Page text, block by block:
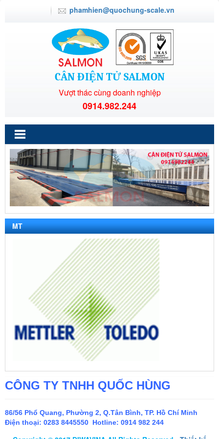
phamhien@quochung-scale.vn
CÂN ĐIỆN TỬ SALMON
Vượt thác cùng doanh nghiệp
0914.982.244
MT
CÔNG TY TNHH QUỐC HÙNG
86/56 Phổ Quang, Phường 2, Q.Tân Bình, TP. Hồ Chí Minh
Điện thoại: 0283 8445550 Hotline: 0914 982 244